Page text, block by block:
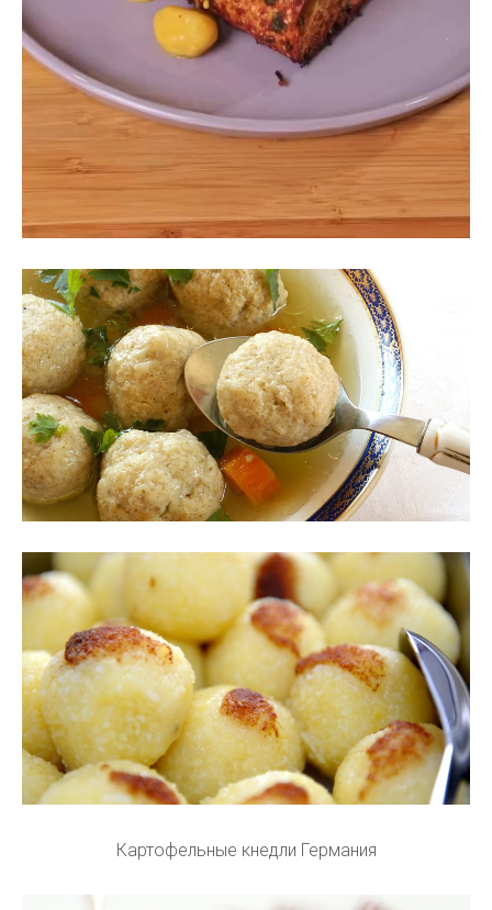
Картофельные кнедли Германия